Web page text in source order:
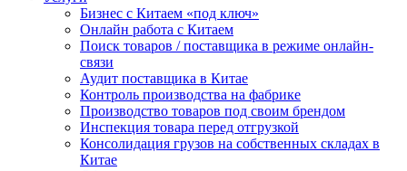
Бизнес с Китаем «под ключ»
Онлайн работа с Китаем
Поиск товаров / поставщика в режиме онлайн-
связи
Аудит поставщика в Китае
Контроль производства на фабрике
Производство товаров под своим брендом
Инспекция товара перед отгрузкой
Консолидация грузов на собственных складах в
Китае